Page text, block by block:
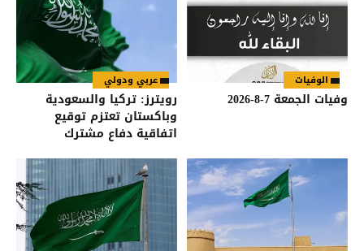
الوفيات
وفيات الجمعة 7-8-2026
عربي ودولي
رويترز: تركيا والسعودية
وباكستان تعتزم توقيع
اتفاقية دفاع مشترك